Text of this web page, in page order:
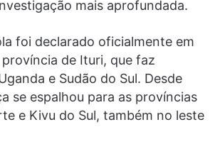
mais aprofundada.
foi declarado oficialmente em
província de Ituri, que faz
e Sudão do Sul. Desde
se espalhou para as províncias
e Kivu do Sul, também no leste